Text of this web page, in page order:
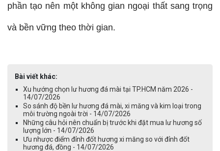
phần tạo nên một không gian ngoại thất sang trọng
và bền vững theo thời gian.
Bài viết khác:
Xu hướng chọn lư hương đá mài tại TP.HCM năm 2026 -
14/07/2026
So sánh độ bền lư hương đá mài, xi măng và kim loại trong
môi trường ngoài trời - 14/07/2026
Những câu hỏi nên chuẩn bị trước khi đặt mua lư hương số
lượng lớn - 14/07/2026
Ưu nhược điểm đỉnh đốt hương xi măng so với đỉnh đốt
hương đá, đồng - 14/07/2026